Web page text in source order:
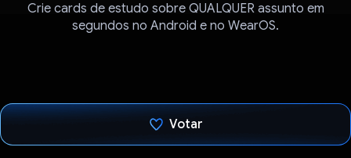
Crie cards de estudo sobre QUALQUER assunto em
segundos no Android e no WearOS.
Votar